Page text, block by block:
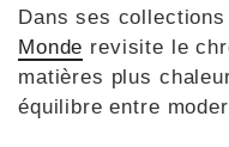
Dans ses
Monde revisite le
matières plus
équilibre entre